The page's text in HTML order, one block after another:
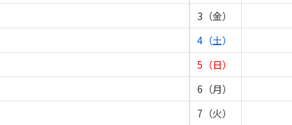
3（金）
4（土）
5（日）
6（月）
7（火）